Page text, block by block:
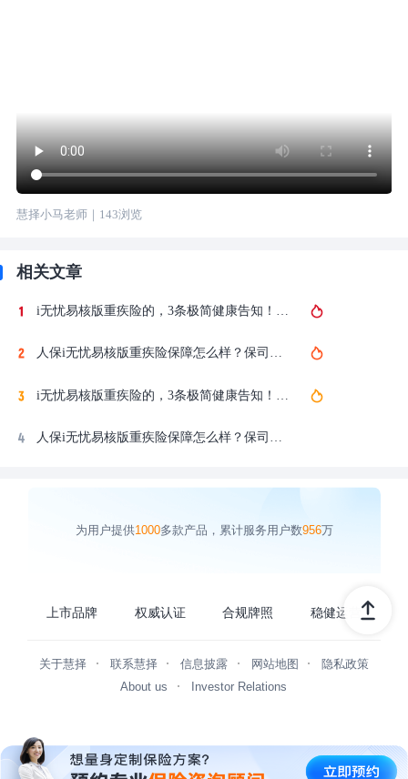
慧择小马老师｜ 143浏览
相关文章
人保i无忧易核版重疾险保障怎么样？保司、优点、价格、怎么买详细介绍！值得买吗？
人保i无忧易核版重疾险保障怎么样？保司、优点、价格、怎么买详细介绍！值得买吗？
为用户提供1000多款产品，累计服务用户数956万
上市品牌 权威认证 合规牌照 稳健运营
关于慧择 联系慧择 信息披露 网站地图
隐私政策
About us
Investor Relations